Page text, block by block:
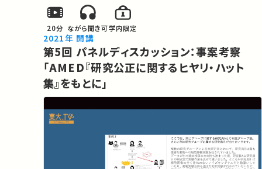
繋がるかもしれません。 お気に入りの講義・講演が
あればSNSなどでシェアをお願い…
20分 ながら聞き可学内限定
2021年 開講
第5回 パネルディスカッション：事案考察
「AMED『研究公正に関するヒヤリ・ハット
集』をもとに」